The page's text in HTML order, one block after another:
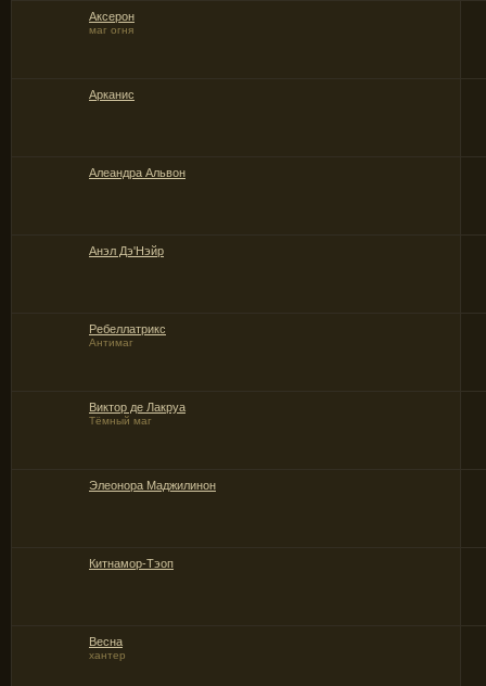
Аксерон
маг огня
Арканис
Алеандра Альвон
Анэл Дэ'Нэйр
Ребеллатрикс
Антимаг
Виктор де Лакруа
Тёмный маг
Элеонора Маджилинон
Китнамор-Тэоп
Весна
хантер